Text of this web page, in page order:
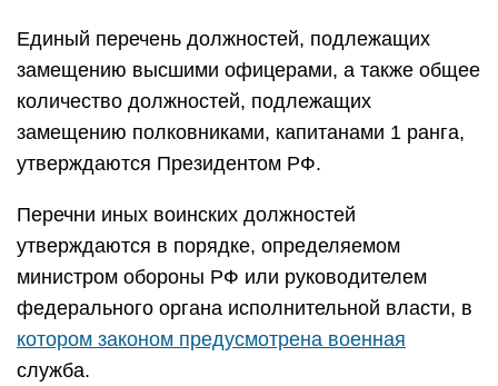
Единый перечень должностей, подлежащих
замещению высшими офицерами, а также общее
количество должностей, подлежащих
замещению полковниками, капитанами 1 ранга,
утверждаются Президентом РФ.
Перечни иных воинских должностей
утверждаются в порядке, определяемом
министром обороны РФ или руководителем
федерального органа исполнительной власти, в
котором законом предусмотрена военная
служба.